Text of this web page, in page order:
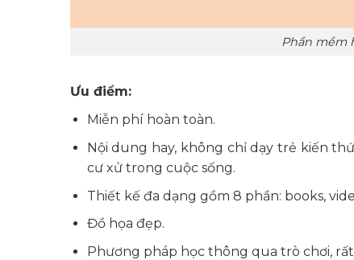
Phần mềm
Ưu điểm:
Miễn phí hoàn toàn.
Nội dung hay, không chỉ dạy trẻ kiến
cư xử trong cuộc sống.
Thiết kế đa dạng gồm 8 phần: books,
Đồ họa đẹp.
Phương pháp học thông qua trò chơi,